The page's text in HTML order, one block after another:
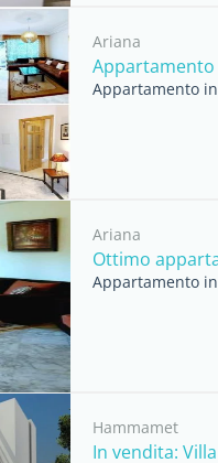
Ariana
Appartamento
Appartamento
Ariana
Ottimo
Appartamento
Hammamet
In vendita: